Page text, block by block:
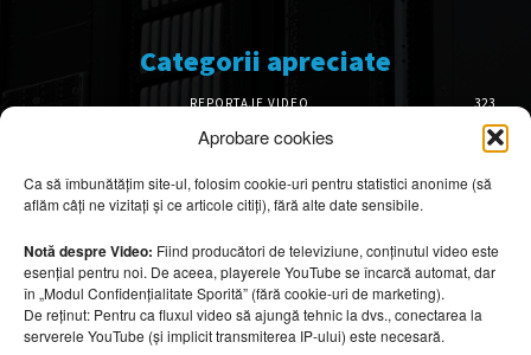
Aprobare cookies
Ca să îmbunătățim site-ul, folosim cookie-uri pentru statistici anonime (să
aflăm câți ne vizitați și ce articole citiți), fără alte date sensibile.
Notă despre Video: Fiind producători de televiziune, conținutul video este
esențial pentru noi. De aceea, playerele YouTube se încarcă automat, dar
în „Modul Confidențialitate Sporită” (fără cookie-uri de marketing).
De reținut: Pentru ca fluxul video să ajungă tehnic la dvs., conectarea la
serverele YouTube (și implicit transmiterea IP-ului) este necesară.
Categorii apreciate
REPORTAJE VIDEO
323
AMENAJĂRI INTERIOARE
126
DESIGN INTERIOR
64
ARHITECTURĂ & DESIGN
OPINII & ANALIZE
43
Articole recomandate
Cele mai impresionante cabane moderne